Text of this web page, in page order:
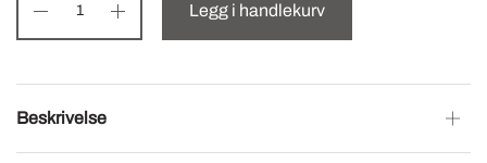
Legg i handlekurv
Beskrivelse